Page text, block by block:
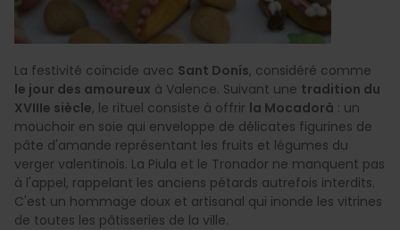
La festivité coïncide avec Sant Donís, considéré comme
le jour des amoureux à Valence. Suivant une tradition du
XVIIIe siècle, le rituel consiste à offrir la Mocadorà : un
mouchoir en soie qui enveloppe de délicates figurines de
pâte d'amande représentant les fruits et légumes du
verger valentinois. La Piula et le Tronador ne manquent pas
à l'appel, rappelant les anciens pétards autrefois interdits.
C'est un hommage doux et artisanal qui inonde les vitrines
de toutes les pâtisseries de la ville.